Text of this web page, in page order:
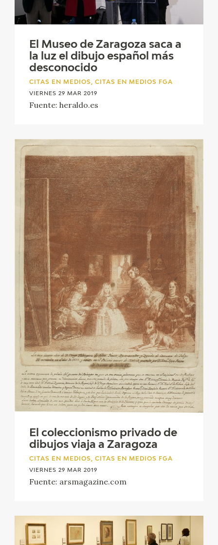
El Museo de Zaragoza saca a
la luz el dibujo español más
desconocido
CITAS EN MEDIOS, CITAS EN MEDIOS FGA
VIERNES 29 MAR 2019
Fuente: heraldo.es
El coleccionismo privado de
dibujos viaja a Zaragoza
CITAS EN MEDIOS, CITAS EN MEDIOS FGA
VIERNES 29 MAR 2019
Fuente: arsmagazine.com